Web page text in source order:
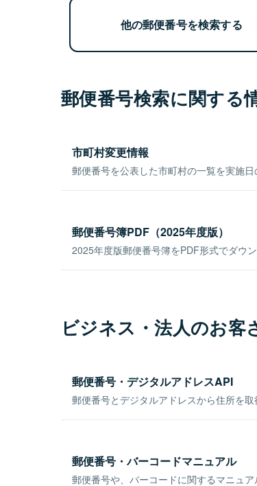
他の郵便番号を検索する
郵便番号検索に関する
市町村変更情報
郵便番号を公表した市町村の一覧を実施日
郵便番号簿PDF（2025年度版）
2025年度版郵便番号簿をPDF形式でダウン
ビジネス・法人のお客
郵便番号・デジタルアドレスAPI
郵便番号とデジタルアドレスから住所を取
郵便番号・バーコードマニュアル
郵便番号や、バーコードに関するマニュア